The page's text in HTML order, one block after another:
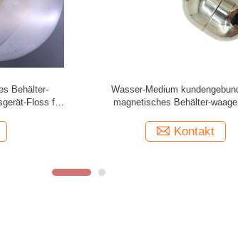
Langer Faden-Schwimmer-Behälter-
ausgerichtete Messgeräte
Kontakt